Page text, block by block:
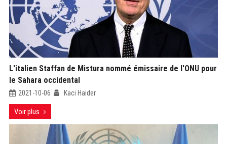
L'italien Staffan de Mistura nommé émissaire de l'ONU pour
le Sahara occidental
2021-10-06 Kaci Haider
Voir plus